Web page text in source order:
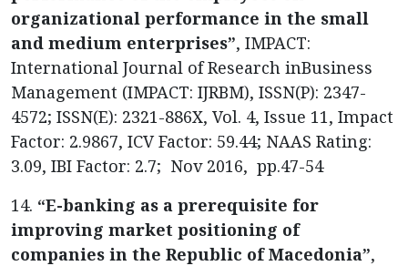
organizational performance in the small
and medium enterprises”, IMPACT:
International Journal of Research inBusiness
Management (IMPACT: IJRBM), ISSN(P): 2347-
4572; ISSN(E): 2321-886X, Vol. 4, Issue 11, Impact
Factor: 2.9867, ICV Factor: 59.44; NAAS Rating:
3.09, IBI Factor: 2.7; Nov 2016, pp.47-54
14. “E-banking as a prerequisite for
improving market positioning of
companies in the Republic of Macedonia”,